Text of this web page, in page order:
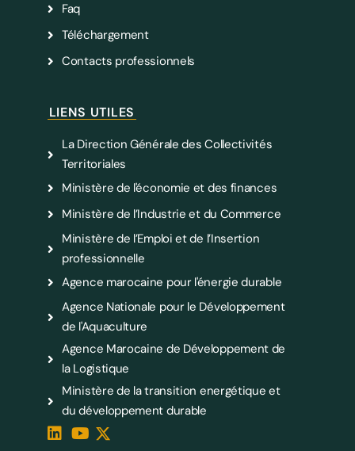
Faq
Téléchargement
Contacts professionnels
LIENS UTILES
La Direction Générale des Collectivités
Territoriales
Ministère de l'économie et des finances
Ministère de l’Industrie et du Commerce
Ministère de l’Emploi et de l’Insertion
professionnelle
Agence marocaine pour l'énergie durable
Agence Nationale pour le Développement
de l'Aquaculture
Agence Marocaine de Développement de
la Logistique
Ministère de la transition energétique et
du développement durable